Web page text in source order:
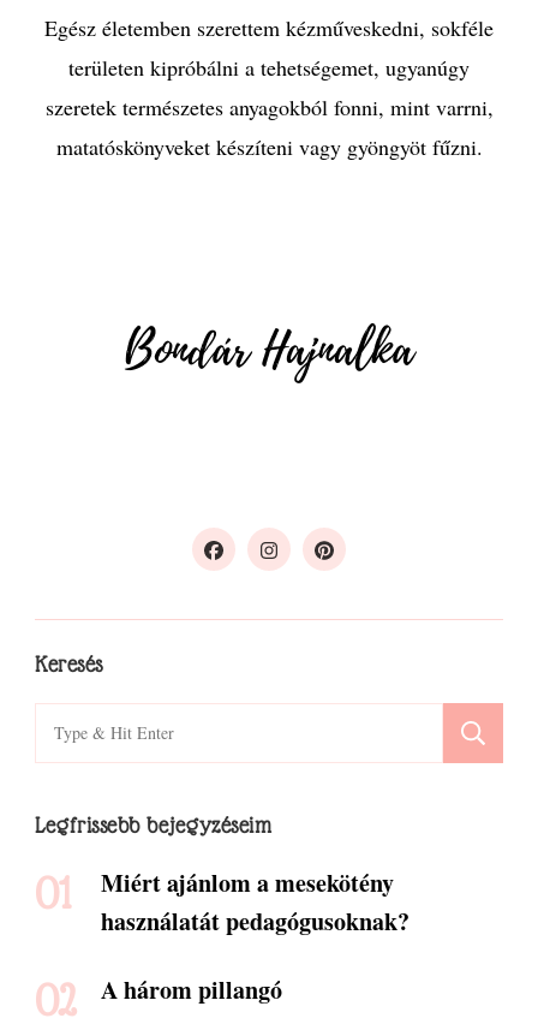
Egész életemben szerettem kézműveskedni, sokféle
területen kipróbálni a tehetségemet, ugyanúgy
szeretek természetes anyagokból fonni, mint varrni,
matatóskönyveket készíteni vagy gyöngyöt fűzni.
Keresés
Search
for:
Legfrissebb bejegyzéseim
Miért ajánlom a mesekötény
használatát pedagógusoknak?
A három pillangó